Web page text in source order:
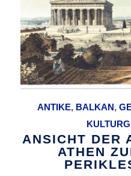
ANTIKE, BALKAN,
ANSICHT DER
ATHEN